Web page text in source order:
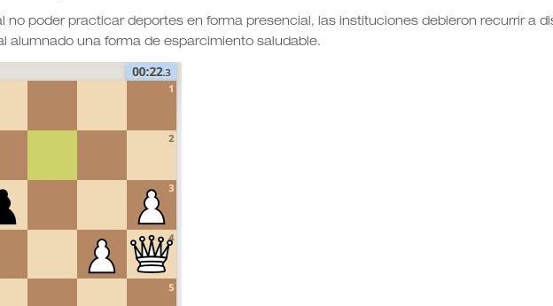
no poder practicar deportes en forma presencial, las instituciones debieron recurrir a
alumnado una forma de esparcimiento saludable.